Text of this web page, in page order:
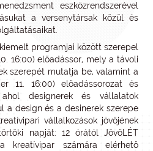
eszközrendszerével
a versenytársak közül és
programjai között szerepel
16:00) előadássor, mely a távoli
szerepét mutatja be, valamint a
11. 16:00) előadássorozat és
ahol designerek és vállalatok
a design és a desinerek szerepe
vállalkozások jövőjének
napját: 12 órától JövőLÉT
kreatívipar számára elérhető